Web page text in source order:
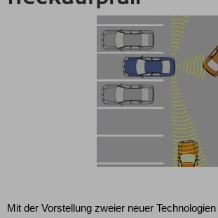
Mit der Vorstellung zweier neuer